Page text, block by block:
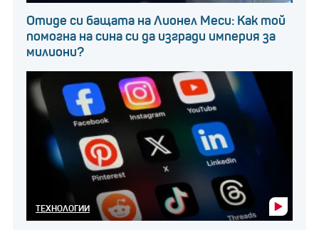
Отиде си бащата на Лионел Меси: Как той
помогна на сина си да изгради империя за
милиони?
ТЕХНОЛОГИИ